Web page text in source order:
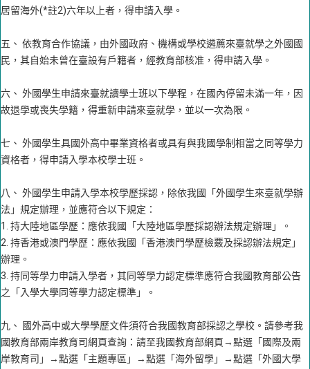
居留海外(*註2)六年以上者，得申請入學。
五、 依教育合作協議，由外國政府、機構或學校遴薦來臺就學之外國國
民，其自始未曾在臺設有戶籍者，經教育部核准，得申請入學。
六、 外國學生申請來臺就讀學士班以下學程，在國內停留未滿一年，因
故退學或喪失學籍，得重新申請來臺就學，並以一次為限。
七、 外國學生具國外高中畢業資格者或具有與我國學制相當之同等學力
資格者，得申請入學本校學士班。
八、 外國學生申請入學本校學歷採認，除依我國「外國學生來臺就學辦
法」規定辦理，並應符合以下規定：
1. 持大陸地區學歷：應依我國「大陸地區學歷採認辦法規定辦理」。
2. 持香港或澳門學歷：應依我國「香港澳門學歷檢覈及採認辦法規定」
辦理。
3. 持同等學力申請入學者，其同等學力認定標準應符合我國教育部公告
之「入學大學同等學力認定標準」。
九、 國外高中或大學學歷文件須符合我國教育部採認之學校。請參考我
國教育部兩岸教育司網頁查詢：請至我國教育部網頁→點選「國際及兩
岸教育司」→點選「主題專區」→點選「海外留學」→點選「外國大學